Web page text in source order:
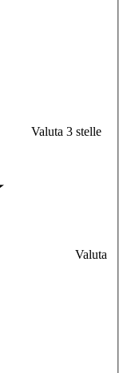
Valuta 3 stelle
Valuta